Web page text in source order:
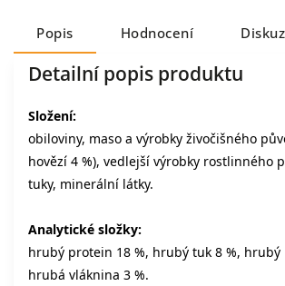
Popis Hodnocení
Detailní popis produktu
Složení:
obiloviny, maso a výrobky živočišného
hovězí 4 %), vedlejší výrobky rostlinného
tuky, minerální látky.
Analytické složky:
hrubý protein 18 %, hrubý tuk 8 %, hrubý
hrubá vláknina 3 %.